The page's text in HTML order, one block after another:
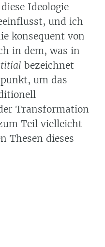
Ideologie
und ich
konsequent von
in dem, was in
bezeichnet
um das
Transformation
Teil vielleicht
Thesen dieses